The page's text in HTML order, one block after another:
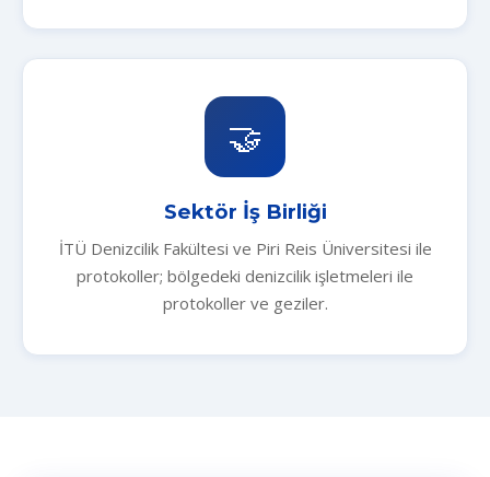
🤝
Sektör İş Birliği
İTÜ Denizcilik Fakültesi ve Piri Reis Üniversitesi ile
protokoller; bölgedeki denizcilik işletmeleri ile
protokoller ve geziler.